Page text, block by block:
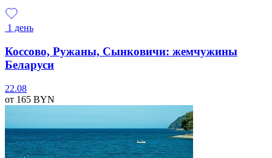
1 день
Коссово, Ружаны, Сынковичи: жемчужины
Беларуси
22.08
от 165 BYN